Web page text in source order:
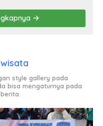
style gallery pada
bisa mengaturnya pada